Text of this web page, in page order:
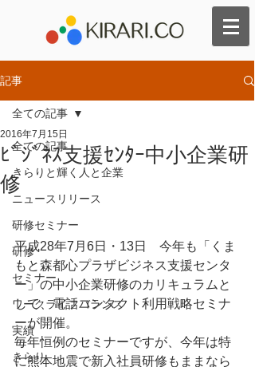
記事
全ての記事
きらりと輝く人と企業
ニュースリリース
研修セミナー
研修
セミナー
ワークライフバランス
実績
きらり
全ての記事
ﾋﾞｼﾞﾈｽ支援ｾﾝﾀｰ中小企業研
修
2016年7月15日
平成28年7月6日・13日　今年も「くま
もと森都心プラザビジネス支援センタ
ー」の中小企業研修のカリキュラムと
して、電話コンタクト利用戦略セミナ
ーが開催。
毎年恒例のセミナーですが、今年は特
に熊本地震で新入社員研修もままなら